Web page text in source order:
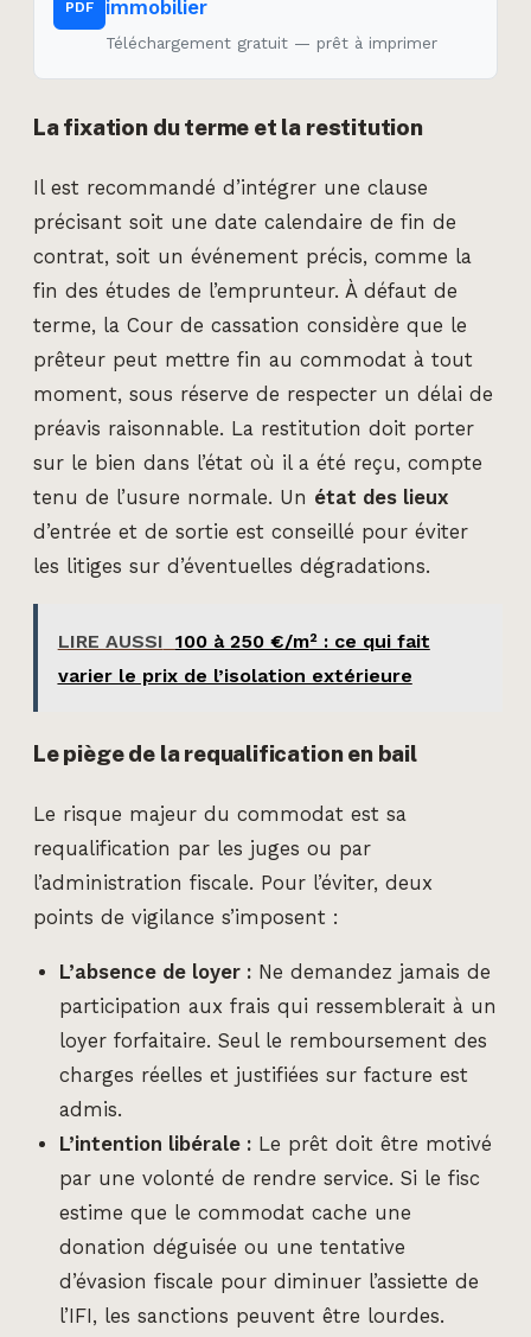
PDF immobilier
Téléchargement gratuit — prêt à imprimer
La fixation du terme et la restitution
Il est recommandé d’intégrer une clause
précisant soit une date calendaire de fin de
contrat, soit un événement précis, comme la
fin des études de l’emprunteur. À défaut de
terme, la Cour de cassation considère que le
prêteur peut mettre fin au commodat à tout
moment, sous réserve de respecter un délai de
préavis raisonnable. La restitution doit porter
sur le bien dans l’état où il a été reçu, compte
tenu de l’usure normale. Un état des lieux
d’entrée et de sortie est conseillé pour éviter
les litiges sur d’éventuelles dégradations.
LIRE AUSSI 100 à 250 €/m² : ce qui fait
varier le prix de l’isolation extérieure
Le piège de la requalification en bail
Le risque majeur du commodat est sa
requalification par les juges ou par
l’administration fiscale. Pour l’éviter, deux
points de vigilance s’imposent :
L’absence de loyer :Ne demandez jamais de
participation aux frais qui ressemblerait à un
loyer forfaitaire. Seul le remboursement des
charges réelles et justifiées sur facture est
admis.
L’intention libérale :Le prêt doit être motivé
par une volonté de rendre service. Si le fisc
estime que le commodat cache une
donation déguisée ou une tentative
d’évasion fiscale pour diminuer l’assiette de
l’IFI, les sanctions peuvent être lourdes.